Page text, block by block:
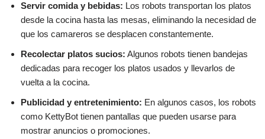
Servir comida y bebidas: Los robots transportan los platos
desde la cocina hasta las mesas, eliminando la necesidad de
que los camareros se desplacen constantemente.
Recolectar platos sucios: Algunos robots tienen bandejas
dedicadas para recoger los platos usados y llevarlos de
vuelta a la cocina.
Publicidad y entretenimiento: En algunos casos, los robots
como KettyBot tienen pantallas que pueden usarse para
mostrar anuncios o promociones.